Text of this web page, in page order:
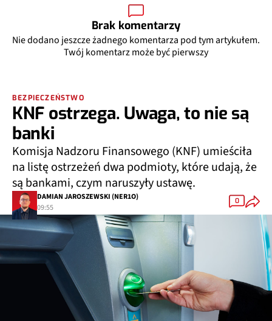
Brak komentarzy
Nie dodano jeszcze żadnego komentarza pod tym artykułem.
Twój komentarz może być pierwszy
BEZPIECZEŃSTWO
KNF ostrzega. Uwaga, to nie są
banki
Komisja Nadzoru Finansowego (KNF) umieściła
na listę ostrzeżeń dwa podmioty, które udają, że
są bankami, czym naruszyły ustawę.
DAMIAN JAROSZEWSKI (NER1O)
09:55
0